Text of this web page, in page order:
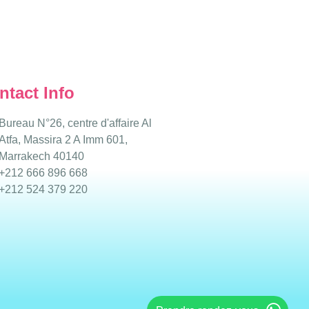
Info
Bureau N°26, centre d'affaire Al
Massira 2 A Imm 601,
Marrakech 40140
666 896 668
524 379 220